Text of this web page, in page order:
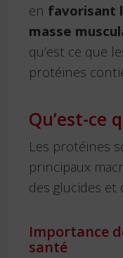
en favorisant
masse
qu’est ce que
protéines
Qu’est-ce
Les protéines
principaux
des glucides et
Importance
santé